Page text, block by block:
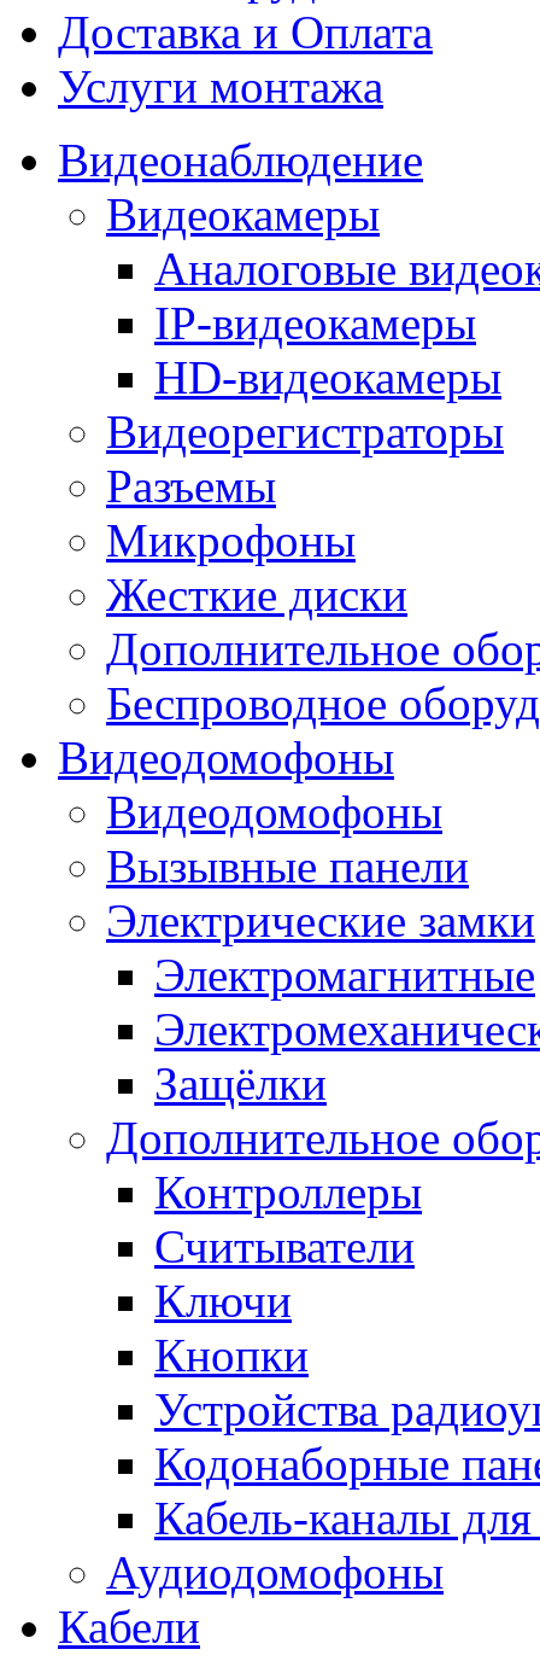
Доставка и Оплата
Услуги монтажа
Видеонаблюдение
Видеокамеры
Аналоговые
IP-видеокамеры
HD-видеокамеры
Видеорегистраторы
Разъемы
Микрофоны
Жесткие диски
Дополнительное
Беспроводное
Видеодомофоны
Видеодомофоны
Вызывные панели
Электрические замки
Электромагнитные
Защёлки
Дополнительное
Контроллеры
Считыватели
Ключи
Кнопки
Устройства
Кодонаборные
Кабель-каналы
Аудиодомофоны
Кабели